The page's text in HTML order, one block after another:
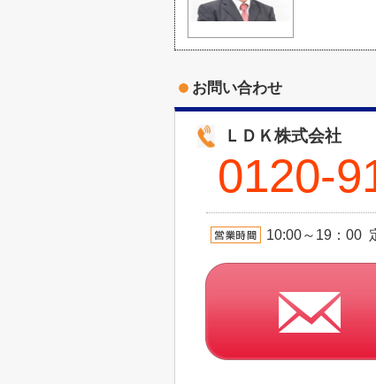
お問い合わせ
ＬＤＫ株式会社
0120-
10:00～19：00